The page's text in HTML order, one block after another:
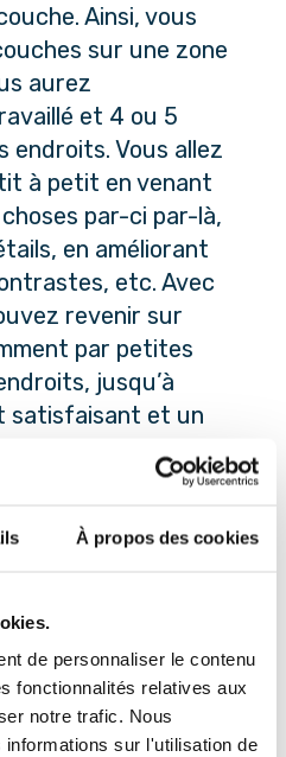
À propos des cookies
de personnaliser le contenu
fonctionnalités relatives aux
notre trafic. Nous
informations sur l'utilisation de
Ainsi, vous
sur une zone
aurez
et 4 ou 5
endroits. Vous allez
à petit en venant
par-ci par-là,
en améliorant
etc. Avec
revenir sur
par petites
jusqu’à
satisfaisant et un
harmonieux.
de